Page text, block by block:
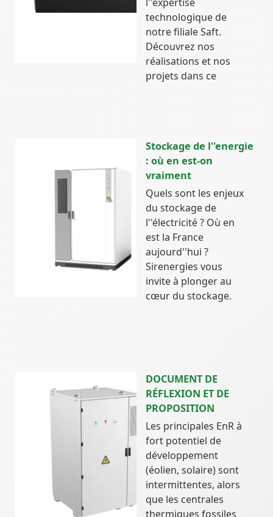
technologique de
notre filiale Saft.
Découvrez nos
réalisations et nos
projets dans ce
Stockage de l''energie
: où en est-on
vraiment
Quels sont les enjeux
du stockage de
l''électricité ? Où en
est la France
aujourd''hui ?
Sirenergies vous
invite à plonger au
cœur du stockage.
DOCUMENT DE
RÉFLEXION ET DE
PROPOSITION
Les principales EnR à
fort potentiel de
développement
(éolien, solaire) sont
intermittentes, alors
que les centrales
thermiques fossiles